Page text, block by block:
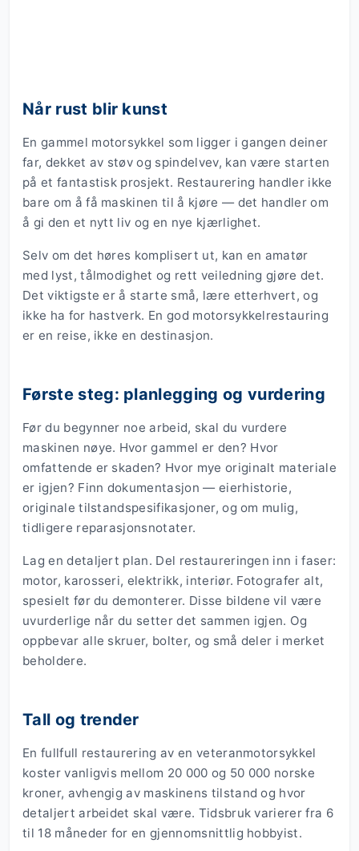
Når rust blir kunst
En gammel motorsykkel som ligger i gangen deiner
far, dekket av støv og spindelvev, kan være starten
på et fantastisk prosjekt. Restaurering handler ikke
bare om å få maskinen til å kjøre — det handler om
å gi den et nytt liv og en nye kjærlighet.
Selv om det høres komplisert ut, kan en amatør
med lyst, tålmodighet og rett veiledning gjøre det.
Det viktigste er å starte små, lære etterhvert, og
ikke ha for hastverk. En god motorsykkelrestauring
er en reise, ikke en destinasjon.
Første steg: planlegging og vurdering
Før du begynner noe arbeid, skal du vurdere
maskinen nøye. Hvor gammel er den? Hvor
omfattende er skaden? Hvor mye originalt materiale
er igjen? Finn dokumentasjon — eierhistorie,
originale tilstandspesifikasjoner, og om mulig,
tidligere reparasjonsnotater.
Lag en detaljert plan. Del restaureringen inn i faser:
motor, karosseri, elektrikk, interiør. Fotografer alt,
spesielt før du demonterer. Disse bildene vil være
uvurderlige når du setter det sammen igjen. Og
oppbevar alle skruer, bolter, og små deler i merket
beholdere.
Tall og trender
En fullfull restaurering av en veteranmotorsykkel
koster vanligvis mellom 20 000 og 50 000 norske
kroner, avhengig av maskinens tilstand og hvor
detaljert arbeidet skal være. Tidsbruk varierer fra 6
til 18 måneder for en gjennomsnittlig hobbyist.